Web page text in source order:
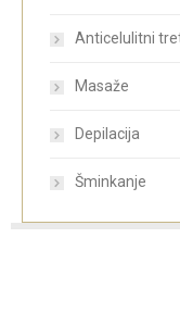
Anticelulitni
Masaže
Depilacija
Šminkanje